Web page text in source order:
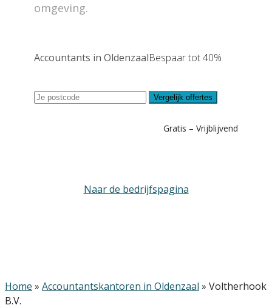
omgeving.
Accountants in OldenzaalBespaar tot 40%
Vergelijk offertes
Gratis – Vrijblijvend
Naar de bedrijfspagina
Home » Accountantskantoren in Oldenzaal » Voltherhook
B.V.